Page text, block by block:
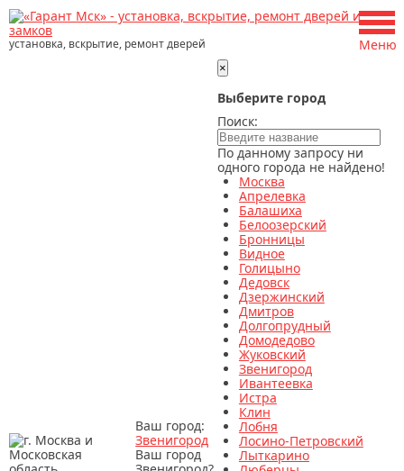
установка, вскрытие, ремонт дверей
Ваш город:
Звенигород
Ваш город
×
Выберите город
Поиск:
По данному запросу ни
одного города не найдено!
Москва
Апрелевка
Балашиха
Белоозерский
Бронницы
Видное
Голицыно
Дедовск
Дзержинский
Дмитров
Долгопрудный
Домодедово
Жуковский
Звенигород
Ивантеевка
Истра
Клин
Лобня
Лосино-Петровский
Лыткарино
Меню